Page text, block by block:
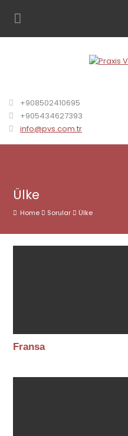
+908502410695
+905434627393
info@pvs.com.tr
Ülke
Home Sorular Ülke
Fransa